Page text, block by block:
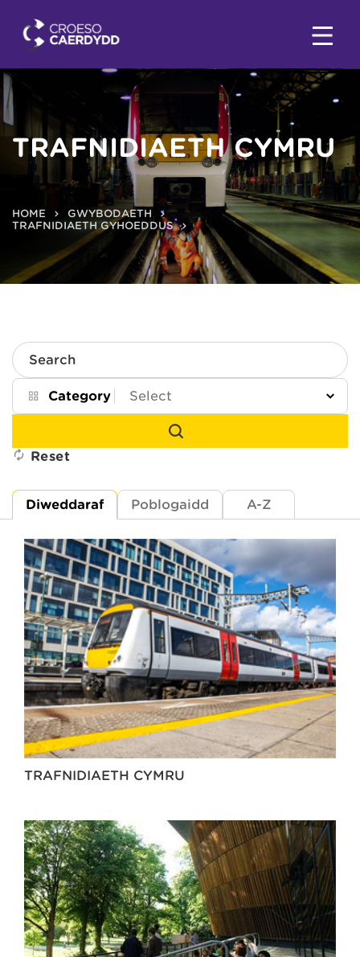
TRAFNIDIAETH CYMRU
HOME
GWYBODAETH
TRAFNIDIAETH GYHOEDDUS
Search
Category
Reset
Diweddaraf Poblogaidd A-Z
TRAFNIDIAETH CYMRU